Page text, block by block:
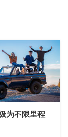
为不限里程